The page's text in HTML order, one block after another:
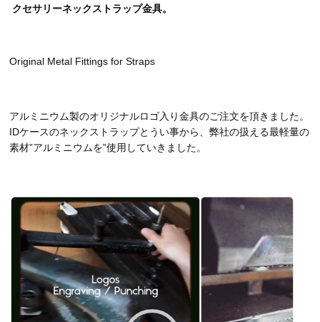
クセサリーネックストラップ金具。
​​​​​​​Original Metal Fittings for Straps
​​​​​​​アルミニウム製のオリジナルロゴ入り金具のご注文を頂きました。
IDケースのネックストラップとうい事から、弊社の扱える最軽量の
素材”アルミニウムを”使用していきました。
動